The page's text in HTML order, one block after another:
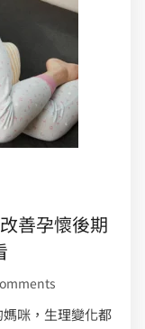
善孕懷後期
咪，生理變化都